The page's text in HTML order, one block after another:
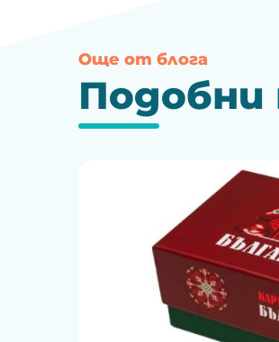
Още от блога
Подобни